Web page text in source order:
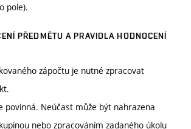
pole).
PŘEDMĚTU A PRAVIDLA HODNOCENÍ
zápočtu je nutné zpracovat
povinná. Neúčast může být nahrazena
nebo zpracováním zadaného úkolu